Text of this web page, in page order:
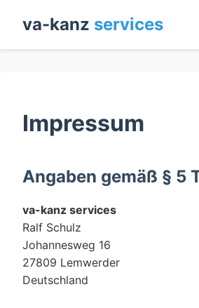
va-kanz services
Impressum
Angaben gemäß § 5
va-kanz services
Ralf Schulz
Johannesweg 16
27809 Lemwerder
Deutschland